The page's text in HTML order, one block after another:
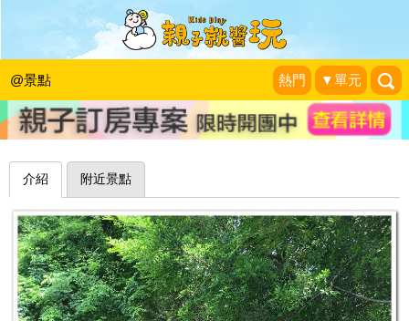
@景點 熱門 ▼單元
近郊小秘境，適合全家大小散步健行～
台中知高圳步道
山。雲與藍天|2017-05-21
介紹 附近景點